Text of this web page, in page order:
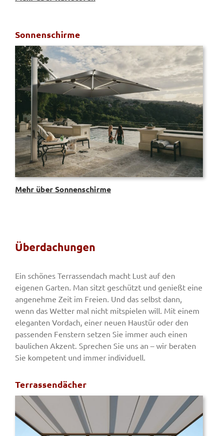
Sonnenschirme
Mehr über Sonnenschirme
Überdachungen
Ein schönes Terrassendach macht Lust auf den
eigenen Garten. Man sitzt geschützt und genießt eine
angenehme Zeit im Freien. Und das selbst dann,
wenn das Wetter mal nicht mitspielen will. Mit einem
eleganten Vordach, einer neuen Haustür oder den
passenden Fenstern setzen Sie immer auch einen
baulichen Akzent. Sprechen Sie uns an – wir beraten
Sie kompetent und immer individuell.
Terrassendächer